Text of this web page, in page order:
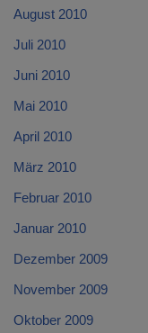
August 2010
Juli 2010
Juni 2010
Mai 2010
April 2010
März 2010
Februar 2010
Januar 2010
Dezember 2009
November 2009
Oktober 2009